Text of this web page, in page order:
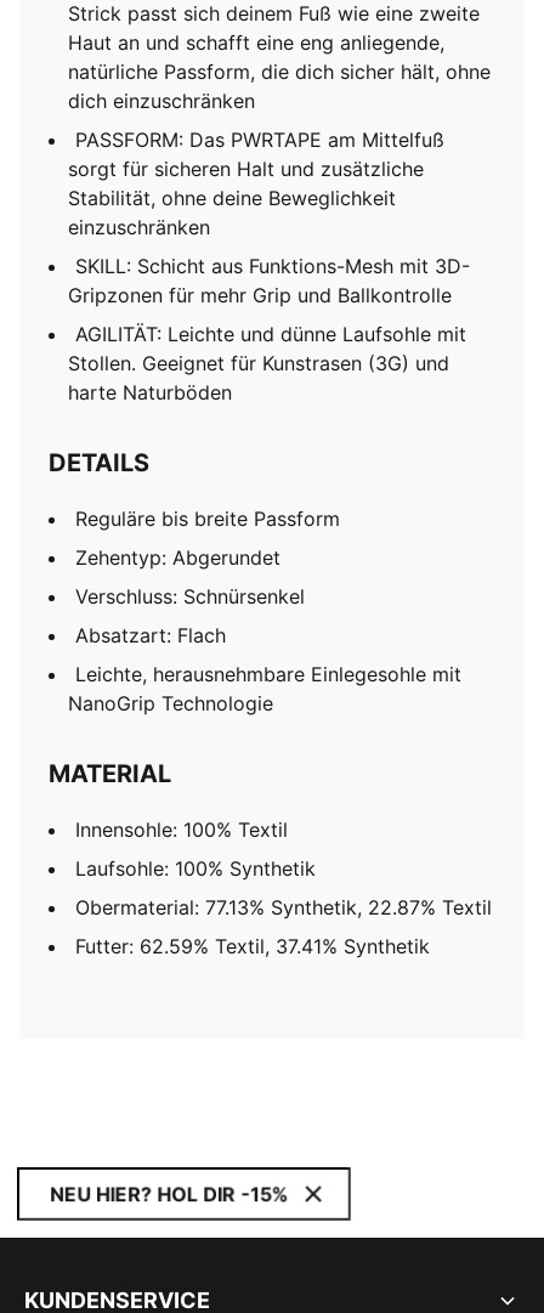
Strick passt sich deinem Fuß wie eine zweite
Haut an und schafft eine eng anliegende,
natürliche Passform, die dich sicher hält, ohne
dich einzuschränken
PASSFORM: Das PWRTAPE am Mittelfuß
sorgt für sicheren Halt und zusätzliche
Stabilität, ohne deine Beweglichkeit
einzuschränken
SKILL: Schicht aus Funktions-Mesh mit 3D-
Gripzonen für mehr Grip und Ballkontrolle
AGILITÄT: Leichte und dünne Laufsohle mit
Stollen. Geeignet für Kunstrasen (3G) und
harte Naturböden
DETAILS
Reguläre bis breite Passform
Zehentyp: Abgerundet
Verschluss: Schnürsenkel
Absatzart: Flach
Leichte, herausnehmbare Einlegesohle mit
NanoGrip Technologie
MATERIAL
Innensohle: 100% Textil
Laufsohle: 100% Synthetik
Obermaterial: 77.13% Synthetik, 22.87% Textil
Futter: 62.59% Textil, 37.41% Synthetik
NEU HIER? HOL DIR -15%
KUNDENSERVICE